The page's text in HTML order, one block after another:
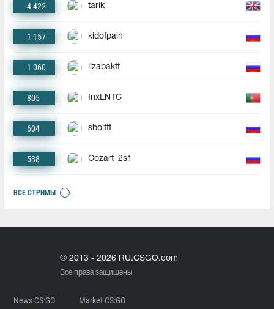
4 422 tarik
1 157 kidofpain
1 060 lizabaktt
805 fnxLNTC
604 sbolttt
538 Cozart_2s1
ВСЕ СТРИМЫ
© 2013 - 2026 RU.CSGO.com
Все права защищены
News CS:GO Market CS:GO